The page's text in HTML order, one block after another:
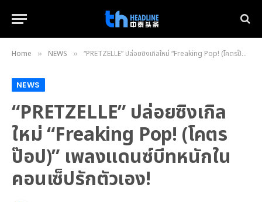
Home » NEWS » “PRETZELLE” ปล่อยซิงเกิลใหม่ “Freaking Pop! (โคตรป๊อป)” เพลงแดนซ์บีทหนักในคอนเซ็ปรักตัวเอง!
NEWS
“PRETZELLE” ปล่อยซิงเกิล
ใหม่ “Freaking Pop! (โคตร
ป๊อป)” เพลงแดนซ์บีทหนักใน
คอนเซ็ปรักตัวเอง!